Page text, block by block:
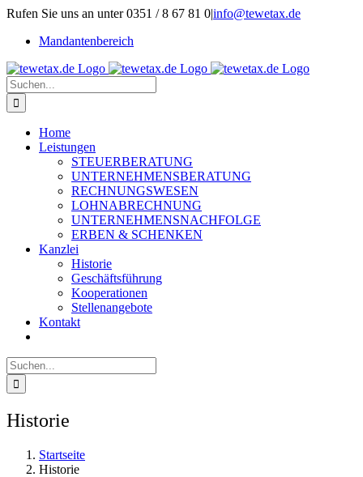
Zum
springen
Rufen Sie uns an unter 0351 / 8 67 81 0|info@tewetax.de
Mandantenbereich
Suche
nach:
Home
Leistungen
STEUERBERATUNG
UNTERNEHMENSBERATUNG
RECHNUNGSWESEN
LOHNABRECHNUNG
UNTERNEHMENSNACHFOLGE
ERBEN & SCHENKEN
Kanzlei
Historie
Geschäftsführung
Kooperationen
Stellenangebote
Kontakt
Suche
nach:
Historie
Startseite
Historie